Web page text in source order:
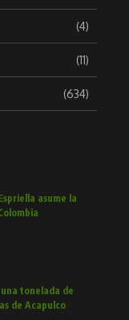
(4)
(11)
(634)
asume la
tonelada de
de Acapulco